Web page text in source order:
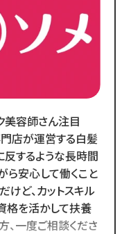
美容師さん注目
店が運営する白髪
するような長時間
ら安心して働くこと
ど、カットスキル
格を活かして扶養
、一度ご相談くださ